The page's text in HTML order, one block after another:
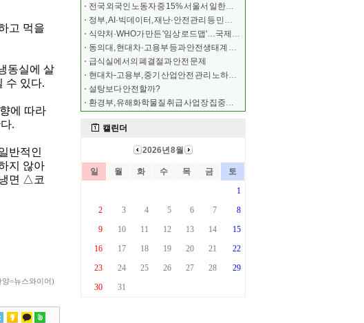
전국 외국인 노동자 중 15% 서울서 일한다…안전 교육
정부, AI·빅데이터, 재난·안전관리 등 민간 전문가
식약처·WHO가 만든 '임상 로드맵'…국제학술지 실렸다
동의대, 현대차·고용부 등과 안전생태계 조성 협약
급식실에서의 폐결절과 안전 문제
현대차-고용부, 중기 산업안전 관리 노하우 공유
설탕보다 안전할까?
환경부, 유해화학물질 취급 사업장 집중안전점검